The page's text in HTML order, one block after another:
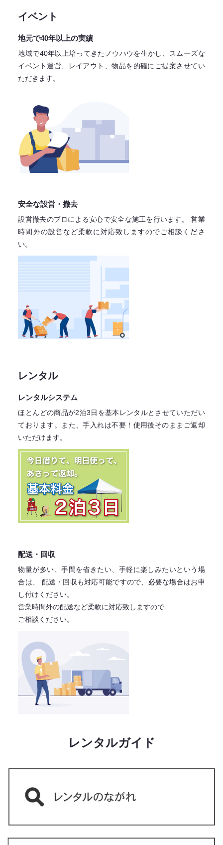
イベント
地元で40年以上の実績
地域で40年以上培ってきたノウハウを生かし、スムーズな
イベント運営、レイアウト、物品を的確にご提案させてい
ただきます。
安全な設営・撤去
設営撤去のプロによる安心で安全な施工を行います。
営業
時間外の設営など柔軟に対応致しますのでご相談くださ
い。
レンタル
レンタルシステム
ほとんどの商品が2泊3日を基本レンタルとさせていただい
ております。
また、手入れは不要！ 使用後そのままご返却
いただけます。
配送・回収
物量が多い、手間を省きたい、手軽に楽しみたいという場
合は、
配送・回収も対応可能ですので、必要な場合はお申
し付けください。
営業時間外の配送など柔軟に対応致しますので
ご相談ください。
レンタルガイド